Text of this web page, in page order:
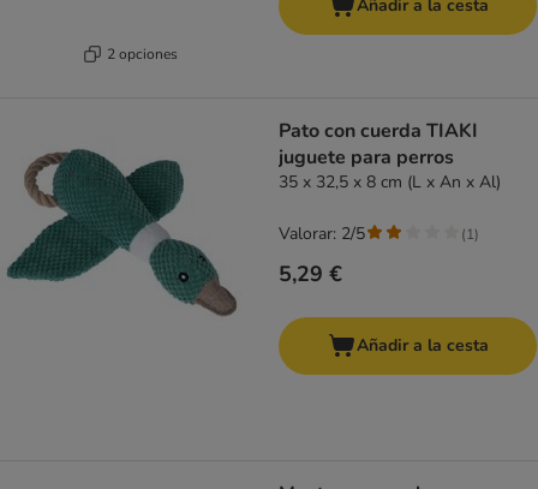
2 opciones
Añadir a la cesta
Pato con cuerda TIAKI
juguete para perros
35 x 32,5 x 8 cm (L x An x Al)
5,29 €
Valorar: 2/5 (1)
Añadir a la cesta